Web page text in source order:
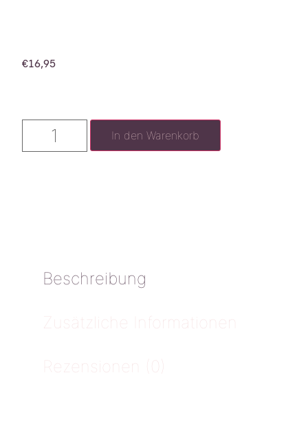
€16,95
In den Warenkorb
Beschreibung
Zusätzliche Informationen
Rezensionen (0)